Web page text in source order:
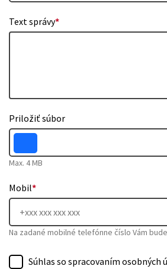
Text správy*
Priložiť súbor
Max. 4 MB
Mobil*
Na zadané mobilné telefónne číslo Vám
Súhlas so spracovaním osobných